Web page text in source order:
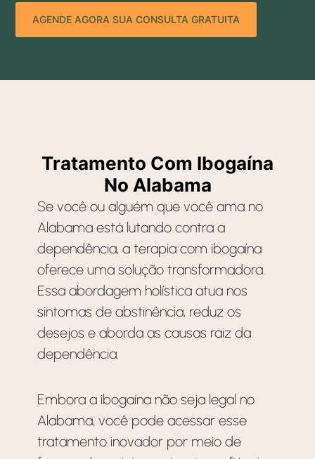
AGENDE AGORA SUA CONSULTA GRATUITA
Tratamento Com Ibogaína
No Alabama
Se você ou alguém que você ama no
Alabama está lutando contra a
dependência, a terapia com ibogaína
oferece uma solução transformadora.
Essa abordagem holística atua nos
sintomas de abstinência, reduz os
desejos e aborda as causas raiz da
dependência.
Embora a ibogaína não seja legal no
Alabama, você pode acessar esse
tratamento inovador por meio de